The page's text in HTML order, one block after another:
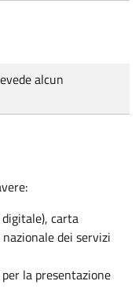
alcun
carta
dei servizi
la presentazione